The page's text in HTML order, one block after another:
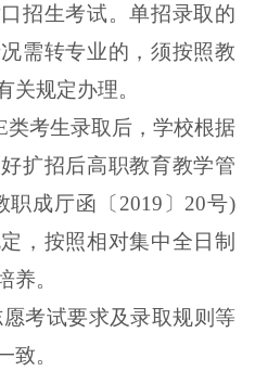
招生考试。单招录取的
需转专业的，须按照教
关规定办理。
类考生录取后，学校根据
扩招后高职教育教学管
成厅函〔2019〕20号)
，按照相对集中全日制
养。
考试要求及录取规则等
致。